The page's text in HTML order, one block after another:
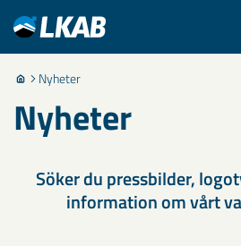
Nyheter
Nyheter
Söker du pressbilder,
information om vårt